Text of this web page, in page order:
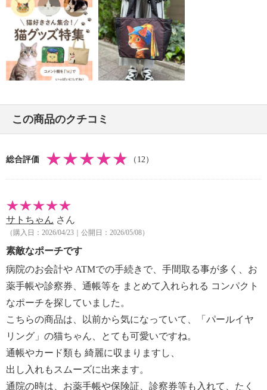
【サイズ】
・約縦２０．５ｃｍ×横１３ｃｍ×厚み１ｃｍ
【重さ】
・約７０ｇ
【原産国（地）】
・中国製
＜カードケース＞
【詳細】
・カード収納枚数：１２枚
・表地：ポリエステル
【サイズ】
【重さ】
・約２８ｇ
【原産国（地）】
・中国製
この商品のクチコミ
総合評価 （12）
サトちゃん さん
（購入日：2026/04/23｜公開日：2026/05/08）
素敵なポーチです
病院のお会計や ATMでの手続きで、手間取る事が多く、お
薬手帳や診察券、通帳等を まとめて入れられる コンパクト
なポーチを探していました。
こちらの商品は、以前から気になっていて、「パールイヤ
リング」の猫ちゃん、とても可愛いですね。
通帳やカード類も 綺麗に収まりますし、
出し入れもスムーズに出来ます。
通院の時は、お薬手帳や保険証、診察券等も入れて、たく